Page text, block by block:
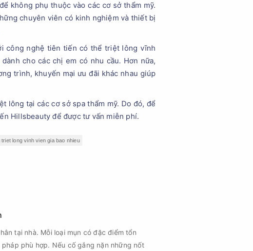
không phụ thuộc vào các cơ sở thẩm mỹ.
chuyên viên có kinh nghiệm và thiết bị
công nghệ tiên tiến có thể triệt lông vĩnh
cho các chị em có nhu cầu. Hơn nữa,
trình, khuyến mại ưu đãi khác nhau giúp
lông tại các cơ sở spa thẩm mỹ. Do đó, để
Hillsbeauty để được tư vấn miễn phí.
long vinh vien gia bao nhieu
tại nhà. Mỗi loại mụn có đặc điểm tổn
phù hợp. Nếu cố gắng nặn những nốt